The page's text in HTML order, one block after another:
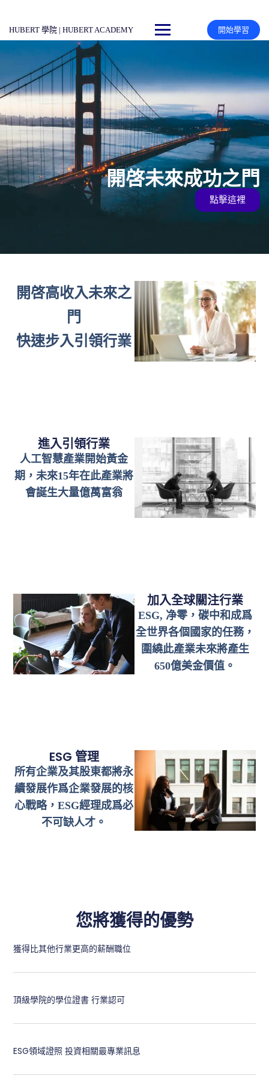
HUBERT 學院 | HUBERT ACADEMY 開始學習
開啓未來成功之門
點擊這裡
開啓高收入未來之
門
快速步入引領行業
進入引領行業
人工智慧產業開始黃金
期，未來15年在此產業將
會誕生大量億萬富翁
加入全球關注行業
ESG, 净零，碳中和成爲
全世界各個國家的任務，
圍繞此產業未來將產生
650億美金價值。
ESG 管理
所有企業及其股東都將永
續發展作爲企業發展的核
心戰略，ESG經理成爲必
不可缺人才。
您將獲得的優勢
獲得比其他行業更高的薪酬職位
頂級學院的學位證書 行業認可
ESG領域證照 投資相關最專業訊息